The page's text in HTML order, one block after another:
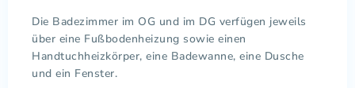
Die Badezimmer im OG und im DG verfügen jeweils
über eine Fußbodenheizung sowie einen
Handtuchheizkörper, eine Badewanne, eine Dusche
und ein Fenster.